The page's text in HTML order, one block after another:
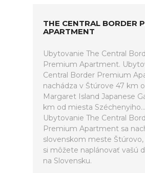
THE CENTRAL BORDER
APARTMENT
Ubytovanie The Central
Premium Apartment.
Central Border Premium
nachádza v Štúrove 47 km
Margaret Island Japanese
km od miesta Széchenyiho...
Ubytovanie The Central
Premium Apartment sa
slovenskom meste
si môžete naplánovať vašú
na Slovensku.